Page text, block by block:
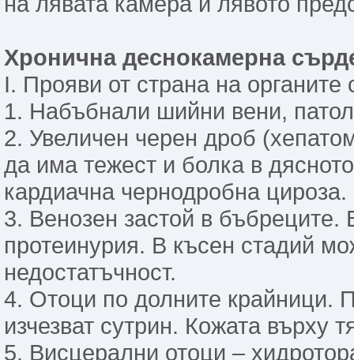
Хронична деснокамерна
І. Прояви от страна на
1. Набъбнали шийни вени,
2. Увеличен черен дроб
да има тежест и болка в
кардиачна чернодробна цироза.
3. Венозен застой в бъбреците.
протеинурия. В късен стадий
недостатъчност.
4. Отоци по долните крайници.
изчезват сутрин. Кожата върху
5. Висцерални отоци –